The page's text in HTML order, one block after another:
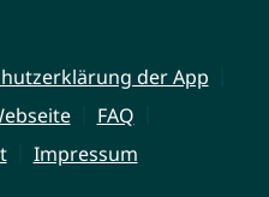
der App
FAQ
Impressum